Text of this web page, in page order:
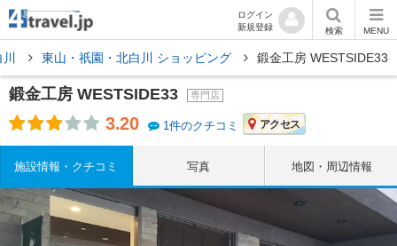
ログイン
新規登録
検索 MENU
東山・祇園・北白川 ショッピング 鍛金工房 WESTSIDE33
鍛金工房 WESTSIDE33 専門店
3.20 1件のクチコミ アクセス
施設情報・クチコミ 写真 地図・周辺情報